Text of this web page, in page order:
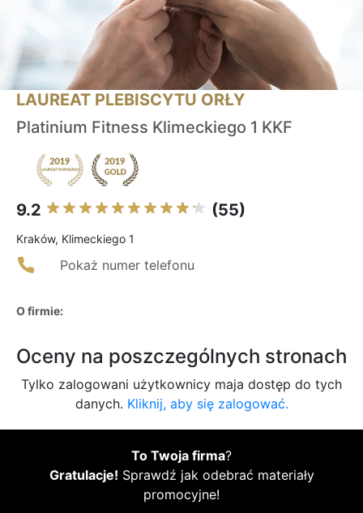
LAUREAT PLEBISCYTU ORŁY
Platinium Fitness Klimeckiego 1 KKF
9.2 (55)
Kraków, Klimeckiego 1
Pokaż numer telefonu
O firmie:
Oceny na poszczególnych stronach
Tylko zalogowani użytkownicy maja dostęp do tych
danych. Kliknij, aby się zalogować.
To Twoja firma?
Gratulacje! Sprawdź jak odebrać materiały
promocyjne!